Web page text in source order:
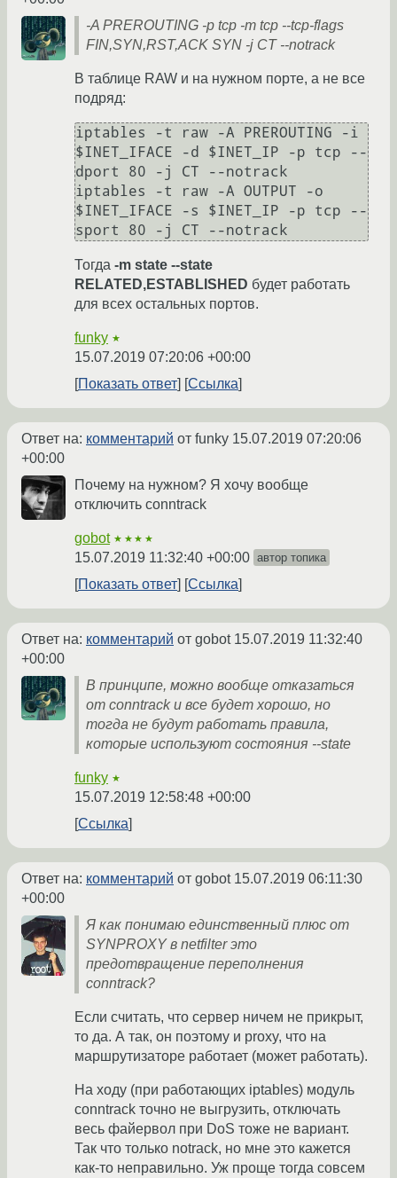
-A PREROUTING -p tcp -m tcp --tcp-flags
FIN,SYN,RST,ACK SYN -j CT --notrack
В таблице RAW и на нужном порте, а не все
подряд:
iptables -t raw -A PREROUTING -i
$INET_IFACE -d $INET_IP -p tcp --
dport 80 -j CT --notrack
iptables -t raw -A OUTPUT -o
$INET_IFACE -s $INET_IP -p tcp --
sport 80 -j CT --notrack
Тогда -m state --state
RELATED,ESTABLISHED будет работать
для всех остальных портов.
funky ★
15.07.2019 07:20:06 +00:00
Показать ответ
Ссылка
Ответ на: комментарий от funky 15.07.2019 07:20:06
+00:00
Почему на нужном? Я хочу вообще
отключить conntrack
gobot ★★★★
15.07.2019 11:32:40 +00:00 автор топика
Показать ответ Ссылка
Ответ на: комментарий от gobot 15.07.2019 11:32:40
+00:00
В принципе, можно вообще отказаться
от conntrack и все будет хорошо, но
тогда не будут работать правила,
которые используют состояния --state
funky ★
15.07.2019 12:58:48 +00:00
Ссылка
Ответ на: комментарий от gobot 15.07.2019 06:11:30
+00:00
Я как понимаю единственный плюс от
SYNPROXY в netfilter это
предотвращение переполнения
conntrack?
Если считать, что сервер ничем не прикрыт,
то да. А так, он поэтому и proxy, что на
маршрутизаторе работает (может работать).
На ходу (при работающих iptables) модуль
conntrack точно не выгрузить, отключать
весь файервол при DoS тоже не вариант.
Так что только notrack, но мне это кажется
как-то неправильно. Уж проще тогда совсем